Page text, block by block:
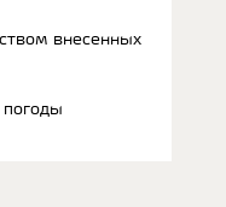
внесенных